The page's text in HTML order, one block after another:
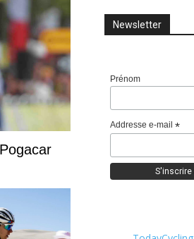
Newsletter
Prénom
Addresse e-mail*